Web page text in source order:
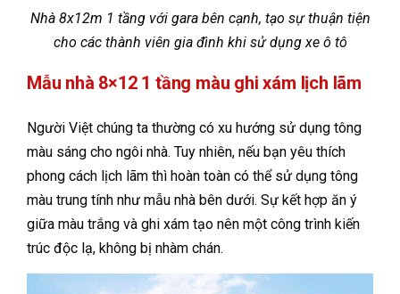
Nhà 8x12m 1 tầng với gara bên cạnh, tạo sự thuận tiện
cho các thành viên gia đình khi sử dụng xe ô tô
Mẫu nhà 8×12 1 tầng màu ghi xám lịch lãm
Người Việt chúng ta thường có xu hướng sử dụng tông
màu sáng cho ngôi nhà. Tuy nhiên, nếu bạn yêu thích
phong cách lịch lãm thì hoàn toàn có thể sử dụng tông
màu trung tính như mẫu nhà bên dưới. Sự kết hợp ăn ý
giữa màu trắng và ghi xám tạo nên một công trình kiến
trúc độc lạ, không bị nhàm chán.